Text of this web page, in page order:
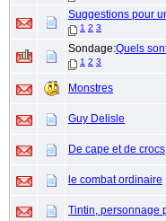
Suggestions pour
1 2 3
Sondage:Quels
1 2 3
Monstres
Guy Delisle
De cape et de crocs
le combat ordinaire
Tintin, personnage